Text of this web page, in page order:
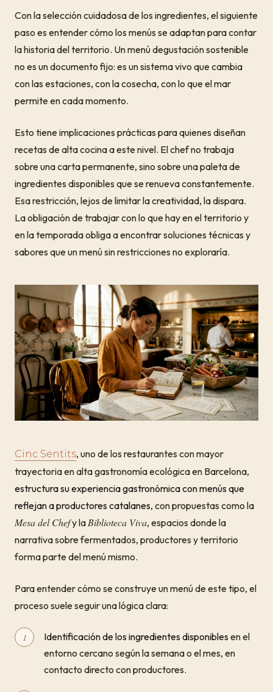
Con la selección cuidadosa de los ingredientes, el siguiente
paso es entender cómo los menús se adaptan para contar
la historia del territorio. Un menú degustación sostenible
no es un documento fijo: es un sistema vivo que cambia
con las estaciones, con la cosecha, con lo que el mar
permite en cada momento.
Esto tiene implicaciones prácticas para quienes diseñan
recetas de alta cocina a este nivel. El chef no trabaja
sobre una carta permanente, sino sobre una paleta de
ingredientes disponibles que se renueva constantemente.
Esa restricción, lejos de limitar la creatividad, la dispara.
La obligación de trabajar con lo que hay en el territorio y
en la temporada obliga a encontrar soluciones técnicas y
sabores que un menú sin restricciones no exploraría.
Cinc Sentits, uno de los restaurantes con mayor
trayectoria en alta gastronomía ecológica en Barcelona,
estructura su experiencia gastronómica con menús que
reflejan a productores catalanes, con propuestas como la
Mesa del Chefy la Biblioteca Viva, espacios donde la
narrativa sobre fermentados, productores y territorio
forma parte del menú mismo.
Para entender cómo se construye un menú de este tipo, el
proceso suele seguir una lógica clara:
Identificación de los ingredientes disponibles en el
entorno cercano según la semana o el mes, en
contacto directo con productores.